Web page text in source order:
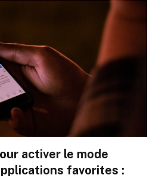
activer le mode
favorites :